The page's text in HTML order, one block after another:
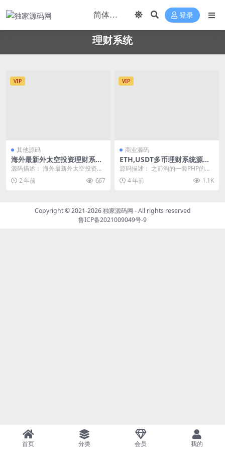
登录
理财系统
VIP
其他源码
海外最新外太空投资理财系统
源码
源码描述： 海外最新外太空投资理
财系统源码 搭建教程 作为源码研
究，如果运营所以...
2 年前 667
VIP
商业源码
ETH,USDT多币理财系统源码
基于TPSHOP商城框架二开
源码描述： 之前淘的一套PHP的理
财源码，实测了下完美流畅，代码
工整无错，UI简...
4 年前 1.1K
Copyright © 2021-2026独家源码网 - All rights reserved
鲁ICP备2021009049号-9
首页 分类 会员 我的